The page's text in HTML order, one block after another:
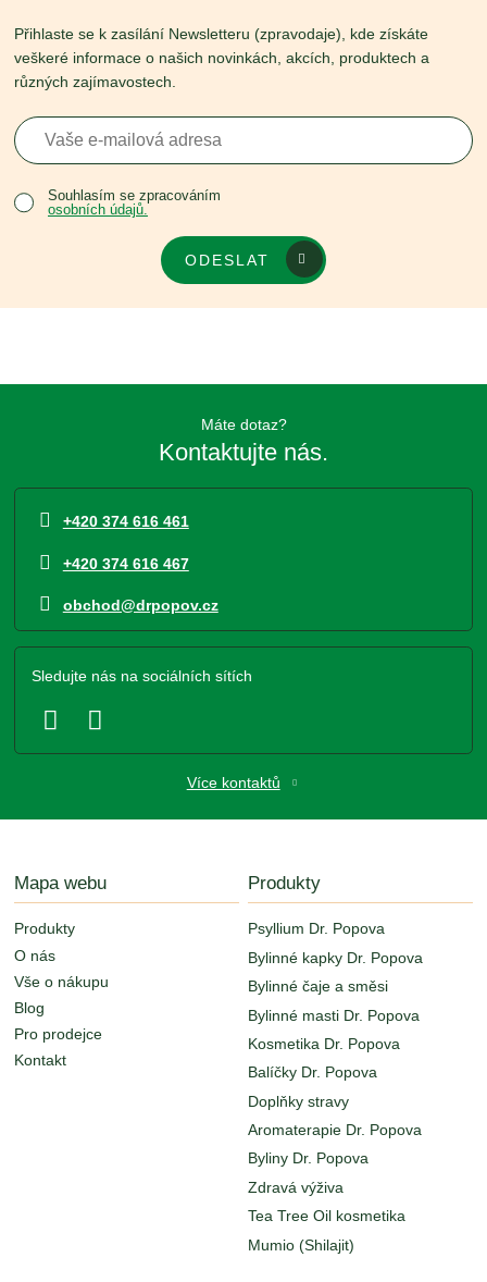
Přihlaste se k zasílání Newsletteru (zpravodaje), kde získáte
veškeré informace o našich novinkách, akcích, produktech a
různých zajímavostech.
Souhlasím se zpracováním
osobních údajů.
ODESLAT
Máte dotaz?
Kontaktujte nás.
+420 374 616 461
+420 374 616 467
obchod@drpopov.cz
Sledujte nás na sociálních sítích
Více kontaktů
Mapa webu
Produkty
O nás
Vše o nákupu
Blog
Pro prodejce
Kontakt
Produkty
Psyllium Dr. Popova
Bylinné kapky Dr. Popova
Bylinné čaje a směsi
Bylinné masti Dr. Popova
Kosmetika Dr. Popova
Balíčky Dr. Popova
Doplňky stravy
Aromaterapie Dr. Popova
Byliny Dr. Popova
Zdravá výživa
Tea Tree Oil kosmetika
Mumio (Shilajit)